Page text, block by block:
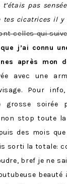
pas
tes cicatrices il y
celles qui
j’ai connu
après mon
avec une
Pour info,
grosse soirée
stop toute la
des mois
sorti la totale:
bref je ne
beauté